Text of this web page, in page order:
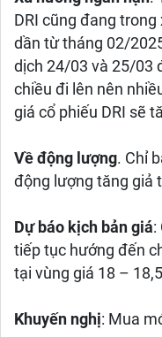
DRI cũng đang
dần từ tháng 02/
dịch 24/03 và 25/03
chiều đi lên nên
giá cổ phiếu DRI sẽ
Về động lượng. Chỉ
động lượng tăng giả
Dự báo kịch bản giá:
tiếp tục hướng đến
tại vùng giá 18 –
Khuyến nghị: Mua